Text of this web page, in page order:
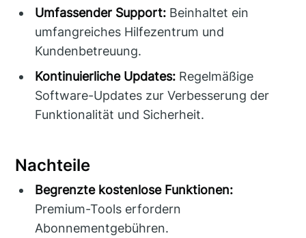
Umfassender Support: Beinhaltet ein
umfangreiches Hilfezentrum und
Kundenbetreuung.
Kontinuierliche Updates: Regelmäßige
Software-Updates zur Verbesserung der
Funktionalität und Sicherheit.
Nachteile
Begrenzte kostenlose Funktionen:
Premium-Tools erfordern
Abonnementgebühren.